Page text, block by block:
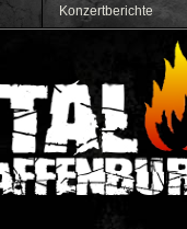
Konzertberichte